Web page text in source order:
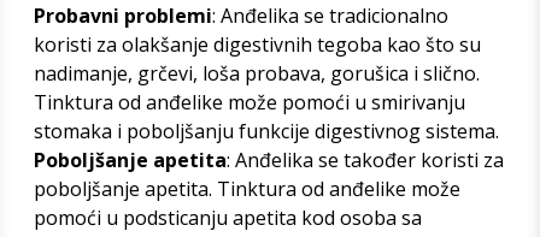
Probavni problemi: Anđelika se tradicionalno
koristi za olakšanje digestivnih tegoba kao što su
nadimanje, grčevi, loša probava, gorušica i slično.
Tinktura od anđelike može pomoći u smirivanju
stomaka i poboljšanju funkcije digestivnog sistema.
Poboljšanje apetita: Anđelika se također koristi za
poboljšanje apetita. Tinktura od anđelike može
pomoći u podsticanju apetita kod osoba sa